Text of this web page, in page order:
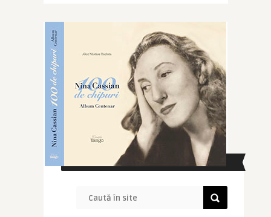
CAUTĂ ÎN SITE